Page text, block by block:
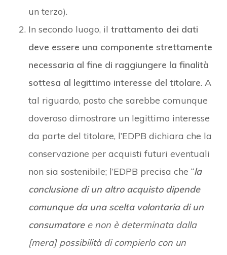
un terzo).
In secondo luogo, il trattamento dei dati
deve essere una componente strettamente
necessaria al fine di raggiungere la finalità
sottesa al legittimo interesse del titolare. A
tal riguardo, posto che sarebbe comunque
doveroso dimostrare un legittimo interesse
da parte del titolare, l’EDPB dichiara che la
conservazione per acquisti futuri eventuali
non sia sostenibile; l’EDPB precisa che “la
conclusione di un altro acquisto dipende
comunque da una scelta volontaria di un
consumatoree non è determinata dalla
[mera] possibilità di compierlo con un